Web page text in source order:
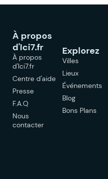
À propos
d'Ici7.fr
À propos
d'Ici7.fr
Centre d'aide
Presse
F.A.Q
Nous
contacter
Explorez
Villes
Lieux
Événements
Blog
Bons Plans